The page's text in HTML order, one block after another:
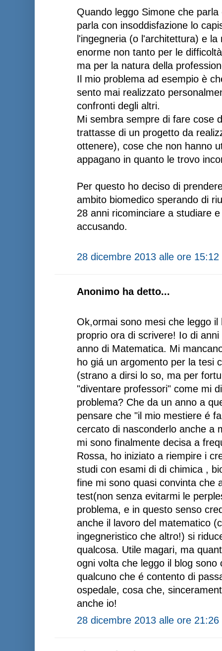
Quando leggo Simone che
parla con insoddisfazione lo
l'ingegneria (o l'architettura) e la
enorme non tanto per le
ma per la natura della
Il mio problema ad esempio è
sento mai realizzato
confronti degli altri.
Mi sembra sempre di fare cose
trattasse di un progetto da
ottenere), cose che non hanno
appagano in quanto le trovo
Per questo ho deciso di
ambito biomedico sperando di
28 anni ricominciare a studiare
accusando.
28 dicembre 2013 alle ore 15:12
Anonimo ha detto...
Ok,ormai sono mesi che leggo
proprio ora di scrivere! Io di
anno di Matematica. Mi
ho giá un argomento per la tesi
(strano a dirsi lo so, ma per
"diventare professori" come mi
problema? Che da un anno a
pensare che "il mio mestiere é
cercato di nasconderlo anche a
mi sono finalmente decisa a
Rossa, ho iniziato a riempire i
studi con esami di di chimica ,
fine mi sono quasi convinta che
test(non senza evitarmi le
problema, e in questo senso
anche il lavoro del matematico
ingegneristico che altro!) si
qualcosa. Utile magari, ma
ogni volta che leggo il blog
qualcuno che é contento di
ospedale, cosa che,
anche io!
28 dicembre 2013 alle ore 21:26